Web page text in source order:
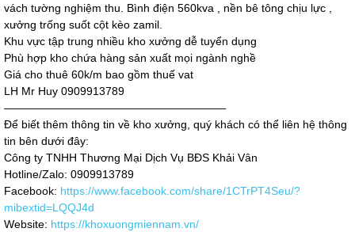
vách tường nghiệm thu. Bình điện 560kva , nền bê tông chịu lực ,
xưởng trống suốt cột kèo zamil.
Khu vực tập trung nhiều kho xưởng dễ tuyển dụng
Phù hợp kho chứa hàng sản xuất mọi ngành nghề
Giá cho thuê 60k/m bao gồm thuế vat
LH Mr Huy 0909913789
————————————————————
Để biết thêm thông tin về kho xưởng, quý khách có thể liên hệ thông
tin bên dưới đây:
Công ty TNHH Thương Mại Dịch Vụ BĐS Khải Vân
Hotline/Zalo: 0909913789
Facebook: https://www.facebook.com/share/1CTrPT4Seu/?
mibextid=LQQJ4d
Website: https://khoxuongmiennam.vn/